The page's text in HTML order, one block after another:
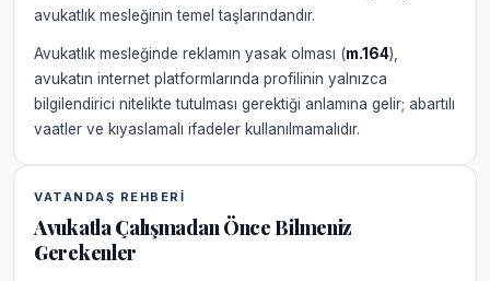
avukatlık mesleğinin temel taşlarındandır.
Avukatlık mesleğinde reklamın yasak olması (m.164),
avukatın internet platformlarında profilinin yalnızca
bilgilendirici nitelikte tutulması gerektiği anlamına gelir; abartılı
vaatler ve kıyaslamalı ifadeler kullanılmamalıdır.
VATANDAŞ REHBERI
Avukatla Çalışmadan Önce Bilmeniz
Gerekenler